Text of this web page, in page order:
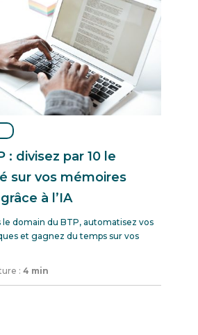
: divisez par 10 le
sur vos mémoires
à l’IA
le domain du BTP, automatisez vos
et gagnez du temps sur vos
: 4 min